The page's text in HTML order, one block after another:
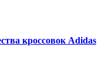
кроссовок Adidas